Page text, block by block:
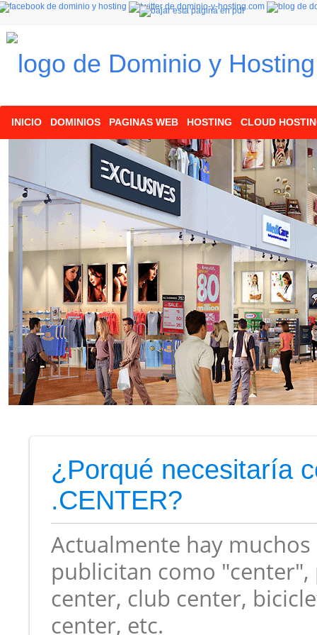
INICIO DOMINIOS PAGINAS WEB HOSTING CLOUD
¿Porqué necesitaría
.CENTER?
Actualmente hay
publicitan como
center, club center,
center, etc.